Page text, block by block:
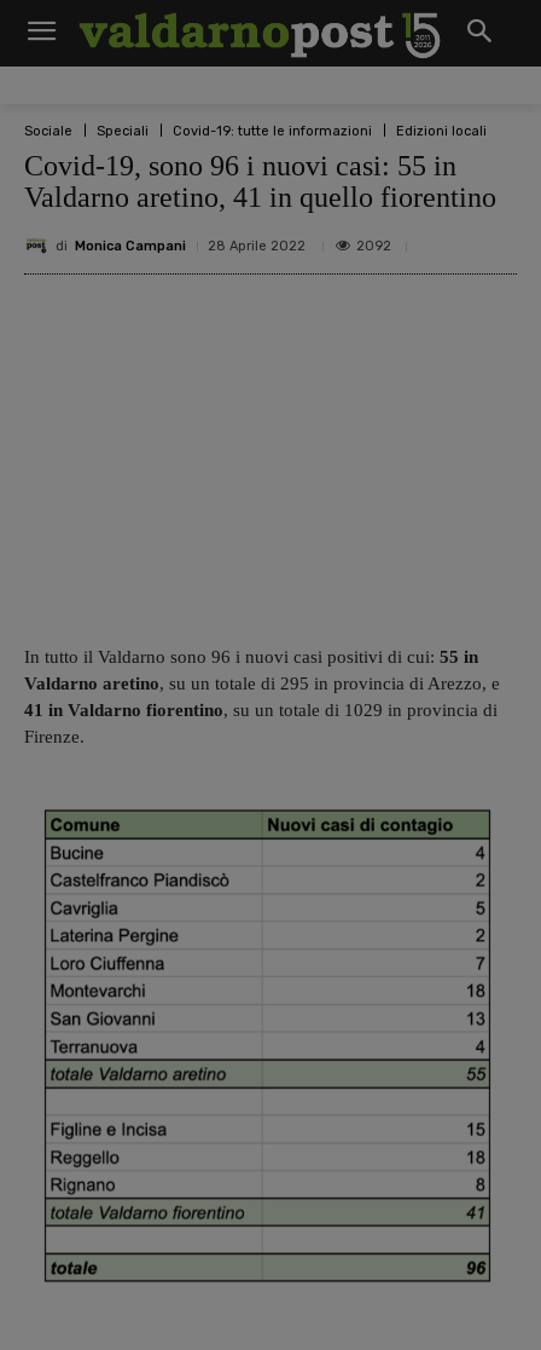
Sociale Speciali Covid-19: tutte le informazioni Edizioni locali
Covid-19, sono 96 i nuovi casi: 55 in
Valdarno aretino, 41 in quello fiorentino
di Monica Campani 28 Aprile 2022 2092
In tutto il Valdarno sono 96 i nuovi casi positivi di cui: 55 in
Valdarno aretino, su un totale di 295 in provincia di Arezzo, e
41 in Valdarno fiorentino, su un totale di 1029 in provincia di
Firenze.